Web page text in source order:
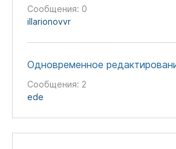
Сообщения: 0
illarionovvr
Одновременное
Сообщения: 2
ede